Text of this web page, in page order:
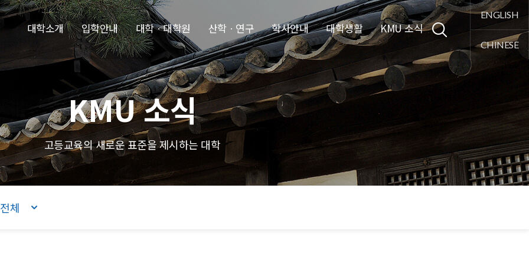
주메뉴 바로가기
본문내용 바로가기
푸터 바로가기
대학소개 입학안내 대학ㆍ대학원 산학ㆍ연구 학사안내 대학생활 KMU 소식
통합검색
ENGLISH
CHINESE
KMU 소식
고등교육의 새로운 표준을 제시하는 대학
전체